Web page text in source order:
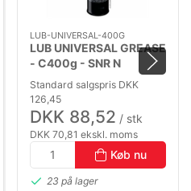
LUB-UNIVERSAL-400G
LUB UNIVERSAL GREASE
- C400g - SNR N
UNIVERSAL FEDT (-20
TO +120°C)
Standard salgspris DKK
126,45
DKK 88,52 / stk
DKK 70,81 ekskl. moms
Køb nu
23 på lager